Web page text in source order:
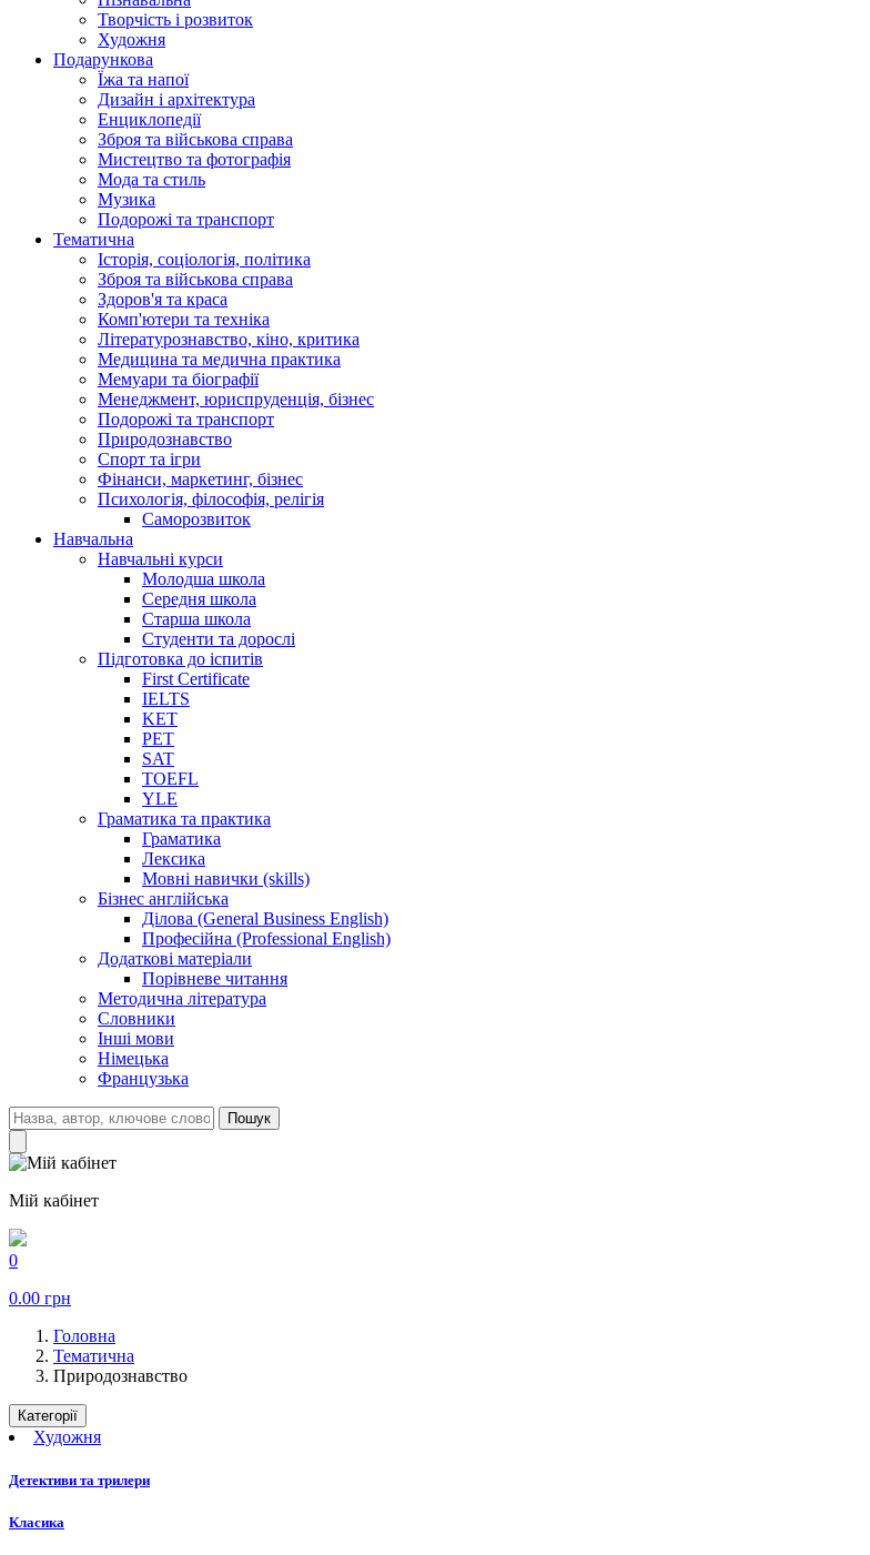
Творчість і розвиток
Художня
Подарункова
Їжа та напої
Дизайн і архітектура
Енциклопедії
Зброя та військова справа
Мистецтво та фотографія
Мода та стиль
Музика
Подорожі та транспорт
Тематична
Історія, соціологія, політика
Зброя та військова справа
Здоров'я та краса
Комп'ютери та техніка
Літературознавство, кіно, критика
Медицина та медична практика
Мемуари та біографії
Менеджмент, юриспруденція, бізнес
Подорожі та транспорт
Природознавство
Спорт та ігри
Фінанси, маркетинг, бізнес
Психологія, філософія, релігія
Саморозвиток
Навчальна
Навчальні курси
Молодша школа
Середня школа
Старша школа
Студенти та дорослі
Підготовка до іспитів
First Certificate
IELTS
KET
PET
SAT
TOEFL
YLE
Граматика та практика
Граматика
Лексика
Мовні навички (skills)
Бізнес англійська
Ділова (General Business English)
Професійна (Professional English)
Додаткові матеріали
Порівневе читання
Методична література
Словники
Інші мови
Німецька
Французька
Пошук
Мій кабінет
0
0.00 грн
Головна
Тематична
Природознавство
Категорії
Художня
Детективи та трилери
Класика